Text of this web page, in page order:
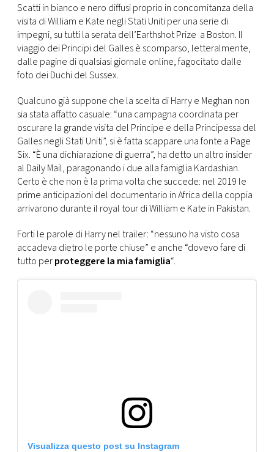
Scatti in bianco e nero diffusi proprio in concomitanza della
visita di William e Kate negli Stati Uniti per una serie di
impegni, su tutti la serata dell’Earthshot Prize a Boston. Il
viaggio dei Principi del Galles è scomparso, letteralmente,
dalle pagine di qualsiasi giornale online, fagocitato dalle
foto dei Duchi del Sussex.
Qualcuno già suppone che la scelta di Harry e Meghan non
sia stata affatto casuale: “una campagna coordinata per
oscurare la grande visita del Principe e della Principessa del
Galles negli Stati Uniti”, si è fatta scappare una fonte a Page
Six. “È una dichiarazione di guerra”, ha detto un altro insider
al Daily Mail, paragonando i due alla famiglia Kardashian.
Certo è che non è la prima volta che succede: nel 2019 le
prime anticipazioni del documentario in Africa della coppia
arrivarono durante il royal tour di William e Kate in Pakistan.
Forti le parole di Harry nel trailer: “nessuno ha visto cosa
accadeva dietro le porte chiuse” e anche “dovevo fare di
tutto perproteggere la mia famiglia“.
Visualizza questo post su Instagram